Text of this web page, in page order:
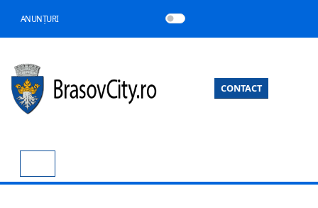
ANUNȚURI
CONTACT